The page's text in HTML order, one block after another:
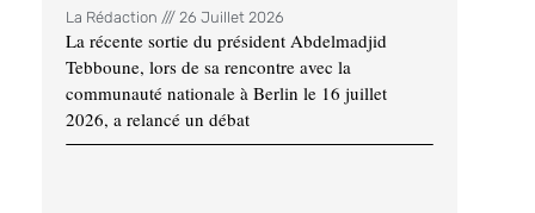
La Rédaction 26 Juillet 2026
La récente sortie du président Abdelmadjid
Tebboune, lors de sa rencontre avec la
communauté nationale à Berlin le 16 juillet
2026, a relancé un débat